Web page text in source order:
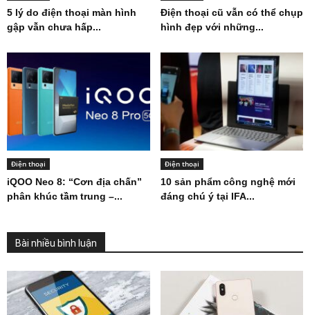
5 lý do điện thoại màn hình
gập vẫn chưa hấp...
Điện thoại cũ vẫn có thể chụp
hình đẹp với những...
Điện thoại
iQOO Neo 8: “Cơn địa chấn”
phân khúc tầm trung –...
Điện thoại
10 sản phẩm công nghệ mới
đáng chú ý tại IFA...
Bài nhiều bình luận